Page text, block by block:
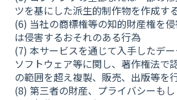
ツを基にした派生的制作物を作成す
(6) 当社の商標権等の知的財産権を
は侵害するおそれのある行為
(7) 本サービスを通じて入手したデー
ソフトウェア等に関し、著作権法で
の範囲を超え複製、販売、出版等を
(8) 第三者の財産、プライバシーも